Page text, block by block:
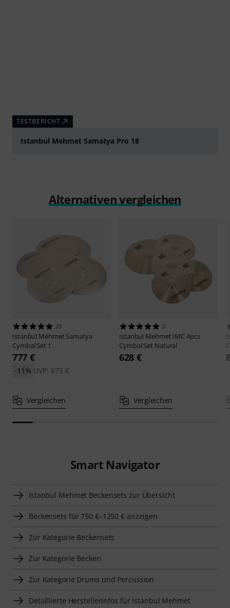
TESTBERICHT
Istanbul Mehmet Samatya Pro 18
Alternativen vergleichen
29
Istanbul Mehmet Samatya
Cymbal Set 1
777 €
UVP: 875 €
-11%
Vergleichen
2
Istanbul Mehmet IMC 4pcs
Cymbal Set Natural
628 €
Vergleichen
Smart Navigator
Istanbul Mehmet Beckensets zur Übersicht
Beckensets für 750 €–1250 € anzeigen
Zur Kategorie Beckensets
Zur Kategorie Becken
Zur Kategorie Drums und Percussion
Detaillierte Herstellerinfos für Istanbul Mehmet